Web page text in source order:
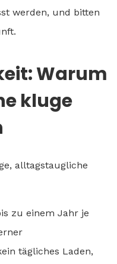
werden, und bitten
Warum
kluge
alltagstaugliche
zu einem Jahr je
tägliches Laden,